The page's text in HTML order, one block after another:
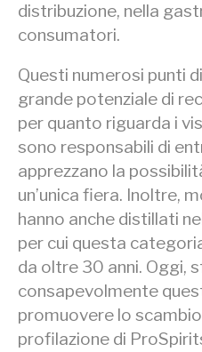
distribuzione, nella
consumatori.
Questi numerosi punti
grande potenziale di
per quanto riguarda i
sono responsabili di
apprezzano la
un’unica fiera. Inoltre,
hanno anche distillati
per cui questa
da oltre 30 anni. Oggi,
consapevolmente
promuovere lo
profilazione di